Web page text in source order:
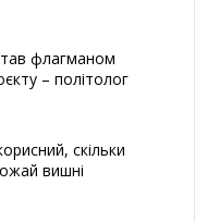
флагманом
– політолог
скільки
вишні